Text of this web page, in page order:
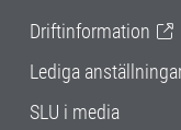
Driftinformation
Lediga
SLU i media